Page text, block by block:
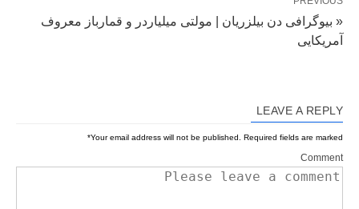
« بیوگرافی دن بیلزریان | مولتی میلیاردر و قمارباز معروف
آمریکایی
LEAVE A REPLY
Your email address will not be published. Required fields are marked
*
Comment